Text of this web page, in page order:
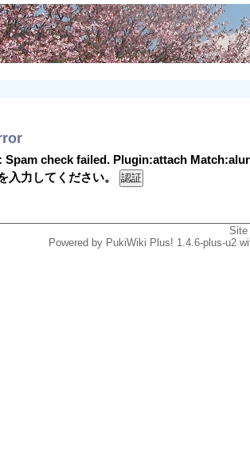
Spam check failed. Plugin:attach
入力してください。
Powered by PukiWiki Plus! 1.4.6-plus-u2